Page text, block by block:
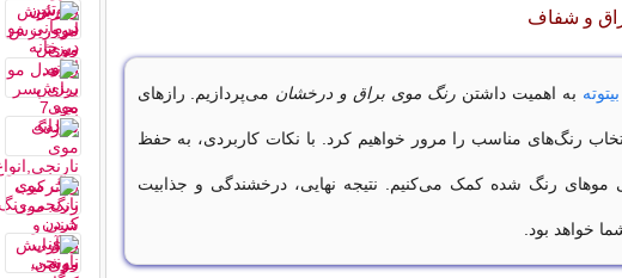
و شفاف
بیتوته به اهمیت داشتن رنگ موی براق و درخشان می‌پردازیم. رازهای
رنگ‌های مناسب را مرور خواهیم کرد. با نکات کاربردی، به حفظ
موهای رنگ شده کمک می‌کنیم. نتیجه نهایی، درخشندگی و جذابیت
خواهد بود.